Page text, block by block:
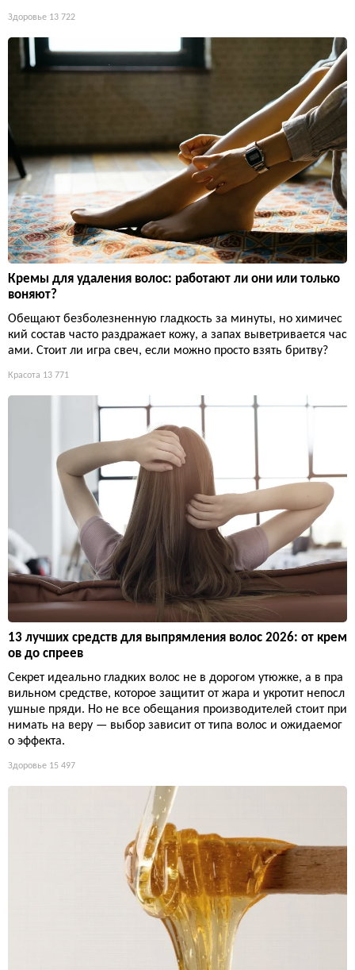
Здоровье 13 722
Кремы для удаления волос: работают ли они или только
воняют?
Обещают безболезненную гладкость за минуты, но химичес
кий состав часто раздражает кожу, а запах выветривается час
ами. Стоит ли игра свеч, если можно просто взять бритву?
Красота 13 771
13 лучших средств для выпрямления волос 2026: от крем
ов до спреев
Секрет идеально гладких волос не в дорогом утюжке, а в пра
вильном средстве, которое защитит от жара и укротит непосл
ушные пряди. Но не все обещания производителей стоит при
нимать на веру — выбор зависит от типа волос и ожидаемог
о эффекта.
Здоровье 15 497